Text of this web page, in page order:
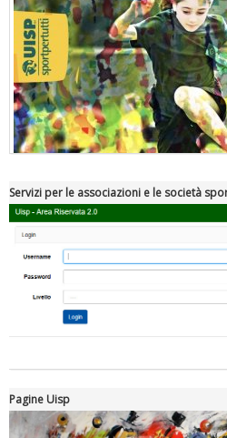
"Superare gli ostacoli": la relazione
Servizi per le associazioni e le società
Pagine Uisp